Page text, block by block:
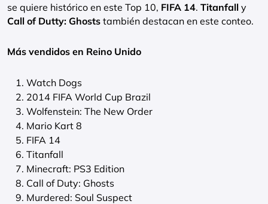
se quiere histórico en este Top 10, FIFA 14. Titanfall y
Call of Dutty: Ghosts también destacan en este conteo.
Más vendidos en Reino Unido
Watch Dogs
2014 FIFA World Cup Brazil
Wolfenstein: The New Order
Mario Kart 8
FIFA 14
Titanfall
Minecraft: PS3 Edition
Call of Duty: Ghosts
Murdered: Soul Suspect